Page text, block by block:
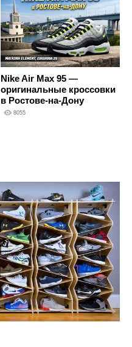
Nike Air Max 95 —
оригинальные кроссовки
в Ростове-на-Дону
8055